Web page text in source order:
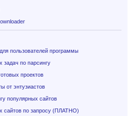
пользователей программы
задач по парсингу
проектов
от энтузиастов
популярных сайтов
сайтов по запросу (ПЛАТНО)